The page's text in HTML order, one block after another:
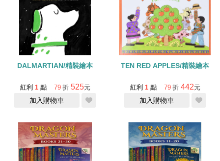
DALMARTIAN/精裝繪本
紅利 1 點 79 折 525元
加入購物車
TEN RED APPLES/精裝繪本
紅利 1 點 79 折 442元
加入購物車